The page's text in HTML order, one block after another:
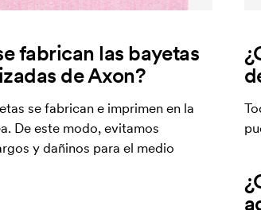
fabrican las bayetas
de Axon?
se fabrican e imprimen en la
De este modo, evitamos
y dañinos para el medio